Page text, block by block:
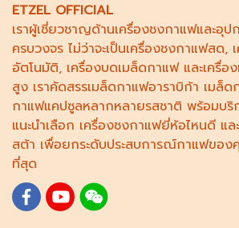
ETZEL OFFICIAL
เราผู้เชี่ยวชาญด้านเครื่องชงกาแฟและอุ
ครบวงจร ไม่ว่าจะเป็นเครื่องชงกาแฟสด,
อัตโนมัติ, เครื่องบดเมล็ดกาแฟและเครื่อ
สูง เราคัดสรรเมล็ดกาแฟอาราบิก้า เมล็ด
กาแฟแคปซูลหลากหลายรสชาติ พร้อมบริ
แนะนำเลือก เครื่องชงกาแฟยี่ห้อไหนดี แล
สต้า เพื่อยกระดับประสบการณ์กาแฟขอ
ที่สุด